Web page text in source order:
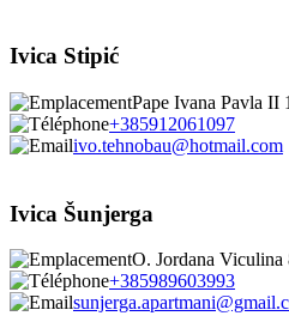
Ivica Stipić
Pape Ivana Pavla II
+385912061097
ivo.tehnobau@hotmail.com
Ivica Šunjerga
O. Jordana
+385989603993